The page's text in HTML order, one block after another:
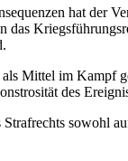
hat der
das
Mittel im Kampf
des
sowohl